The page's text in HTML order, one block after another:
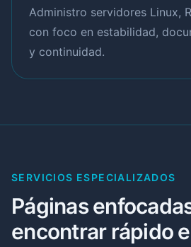
Administro servidores Linux,
con foco en estabilidad,
y continuidad.
SERVICIOS ESPECIALIZADOS
Páginas
encontrar rápido